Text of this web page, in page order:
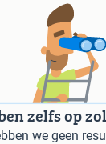
zelfs op
we geen